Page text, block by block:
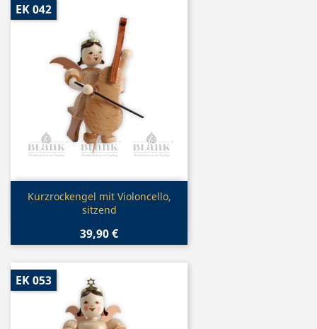
Vorschau
Kurzrockengel mit Violoncello,
sitzend
39,90 €
EK 042
EK 053